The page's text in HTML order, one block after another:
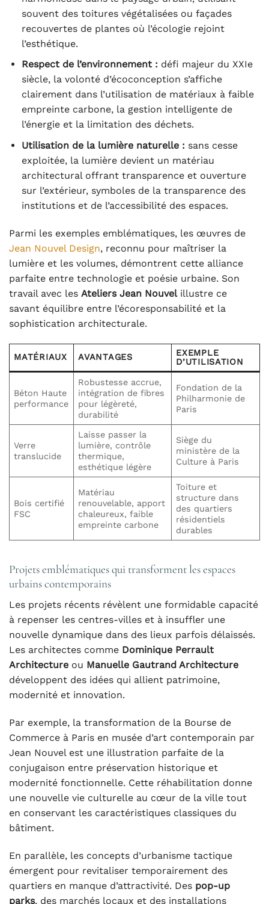
souvent des toitures végétalisées ou façades
recouvertes de plantes où l’écologie rejoint
l’esthétique.
Respect de l’environnement : défi majeur du XXIe
siècle, la volonté d’écoconception s’affiche
clairement dans l’utilisation de matériaux à faible
empreinte carbone, la gestion intelligente de
l’énergie et la limitation des déchets.
Utilisation de la lumière naturelle : sans cesse
exploitée, la lumière devient un matériau
architectural offrant transparence et ouverture
sur l’extérieur, symboles de la transparence des
institutions et de l’accessibilité des espaces.
Parmi les exemples emblématiques, les œuvres de
Jean Nouvel Design, reconnu pour maîtriser la
lumière et les volumes, démontrent cette alliance
parfaite entre technologie et poésie urbaine. Son
travail avec les Ateliers Jean Nouvelillustre ce
savant équilibre entre l’écoresponsabilité et la
sophistication architecturale.
MATÉRIAUX AVANTAGES
EXEMPLE
D’UTILISATION
Béton Haute
performance
Robustesse accrue,
intégration de fibres
pour légèreté,
durabilité
Fondation de la
Philharmonie de
Paris
Verre
translucide
Laisse passer la
lumière, contrôle
thermique,
esthétique légère
Siège du
ministère de la
Culture à Paris
Bois certifié
FSC
Matériau
renouvelable, apport
chaleureux, faible
empreinte carbone
Toiture et
structure dans
des quartiers
résidentiels
durables
Projets emblématiques qui transforment les espaces
urbains contemporains
Les projets récents révèlent une formidable capacité
à repenser les centres-villes et à insuffler une
nouvelle dynamique dans des lieux parfois délaissés.
Les architectes comme Dominique Perrault
Architecture ou Manuelle Gautrand Architecture
développent des idées qui allient patrimoine,
modernité et innovation.
Par exemple, la transformation de la Bourse de
Commerce à Paris en musée d’art contemporain par
Jean Nouvel est une illustration parfaite de la
conjugaison entre préservation historique et
modernité fonctionnelle. Cette réhabilitation donne
une nouvelle vie culturelle au cœur de la ville tout
en conservant les caractéristiques classiques du
bâtiment.
En parallèle, les concepts d’urbanisme tactique
émergent pour revitaliser temporairement des
quartiers en manque d’attractivité. Des pop-up
parks, des marchés locaux et des installations